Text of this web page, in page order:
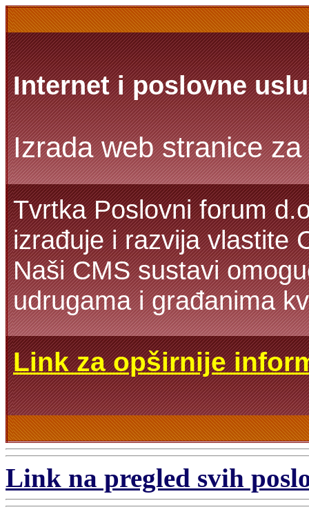
Internet i poslovne
Izrada web stranice
Tvrtka Poslovni forum
izrađuje i razvija vlastite
Naši CMS sustavi
udrugama i građanima
Link za opširnije
Link na pregled svih